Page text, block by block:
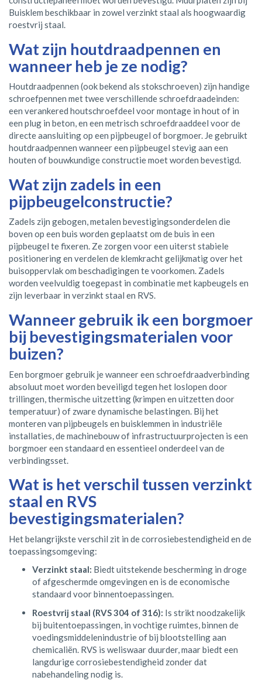
Buisklem beschikbaar in zowel verzinkt staal als hoogwaardig
roestvrij staal.
Wat zijn houtdraadpennen en
wanneer heb je ze nodig?
Houtdraadpennen (ook bekend als stokschroeven) zijn handige
schroefpennen met twee verschillende schroefdraadeinden:
een verankered houtschroefdeel voor montage in hout of in
een plug in beton, en een metrisch schroefdraaddeel voor de
directe aansluiting op een pijpbeugel of borgmoer. Je gebruikt
houtdraadpennen wanneer een pijpbeugel stevig aan een
houten of bouwkundige constructie moet worden bevestigd.
Wat zijn zadels in een
pijpbeugelconstructie?
Zadels zijn gebogen, metalen bevestigingsonderdelen die
boven op een buis worden geplaatst om de buis in een
pijpbeugel te fixeren. Ze zorgen voor een uiterst stabiele
positionering en verdelen de klemkracht gelijkmatig over het
buisoppervlak om beschadigingen te voorkomen. Zadels
worden veelvuldig toegepast in combinatie met kapbeugels en
zijn leverbaar in verzinkt staal en RVS.
Wanneer gebruik ik een borgmoer
bij bevestigingsmaterialen voor
buizen?
Een borgmoer gebruik je wanneer een schroefdraadverbinding
absoluut moet worden beveiligd tegen het loslopen door
trillingen, thermische uitzetting (krimpen en uitzetten door
temperatuur) of zware dynamische belastingen. Bij het
monteren van pijpbeugels en buisklemmen in industriële
installaties, de machinebouw of infrastructuurprojecten is een
borgmoer een standaard en essentieel onderdeel van de
verbindingsset.
Wat is het verschil tussen verzinkt
staal en RVS
bevestigingsmaterialen?
Het belangrijkste verschil zit in de corrosiebestendigheid en de
toepassingsomgeving:
Verzinkt staal: Biedt uitstekende bescherming in droge
of afgeschermde omgevingen en is de economische
standaard voor binnentoepassingen.
Roestvrij staal (RVS 304 of 316): Is strikt noodzakelijk
bij buitentoepassingen, in vochtige ruimtes, binnen de
voedingsmiddelenindustrie of bij blootstelling aan
chemicaliën. RVS is weliswaar duurder, maar biedt een
langdurige corrosiebestendigheid zonder dat
nabehandeling nodig is.